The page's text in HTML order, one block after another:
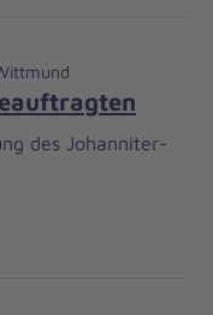
des Johanniter-